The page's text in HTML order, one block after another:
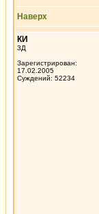
Наверх
КИ
3Д
Зарегистрирован:
17.02.2005
Суждений: 52234